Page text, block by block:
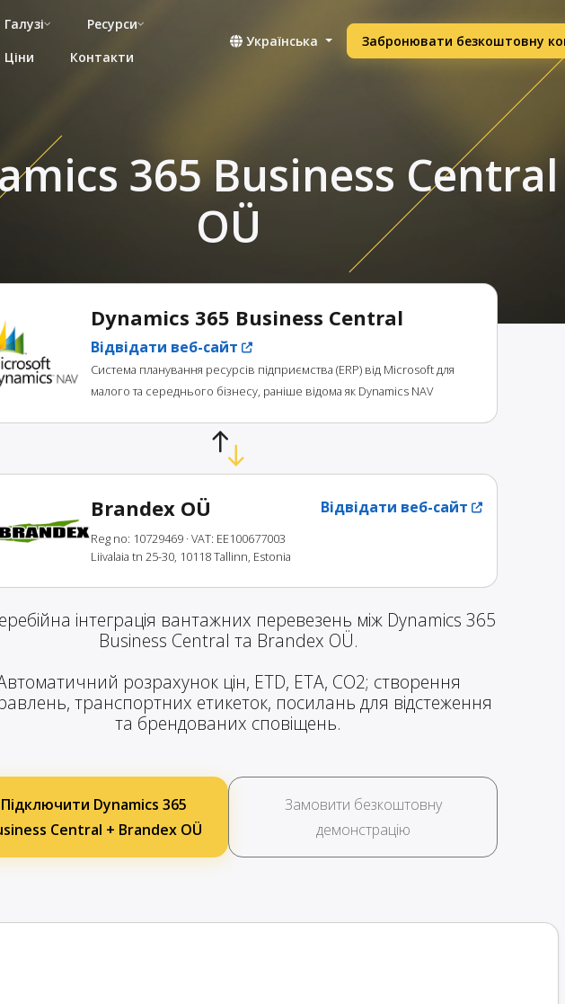
Галузі
Ресурси
Ціни
Контакти
Українська Забронювати безкоштовну
365 Business
OÜ
Dynamics 365 Business Central
Відвідати веб-сайт
Система планування ресурсів підприємства (ERP) від Microsoft для
малого та середнього бізнесу, раніше відома як Dynamics NAV
Brandex OÜ Відвідати веб-сайт
Reg no: 10729469 · VAT: EE100677003
Liivalaia tn 25-30, 10118 Tallinn, Estonia
інтеграція вантажних перевезень між Dynamics 365
Business Central та Brandex OÜ.
розрахунок цін, ETD, ETA, CO2; створення
транспортних етикеток, посилань для відстеження
та брендованих сповіщень.
Підключити Dynamics 365
Central + Brandex OÜ
Замовити безкоштовну
демонстрацію